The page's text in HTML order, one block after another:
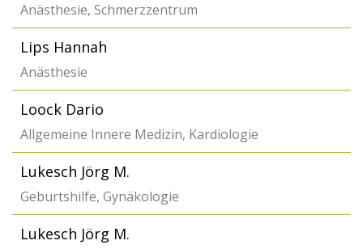
Anästhesie, Schmerzzentrum
Lips Hannah
Anästhesie
Loock Dario
Allgemeine Innere Medizin, Kardiologie
Lukesch Jörg M.
Geburtshilfe, Gynäkologie
Lukesch Jörg M.